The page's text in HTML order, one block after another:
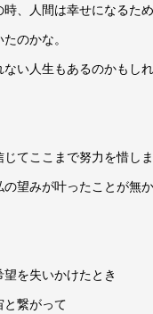
時、人間は幸せになるた
のかな。
い人生もあるのかもしれ
てここまで努力を惜し
望みが叶ったことが無か
望を失いかけたとき
と繋がって